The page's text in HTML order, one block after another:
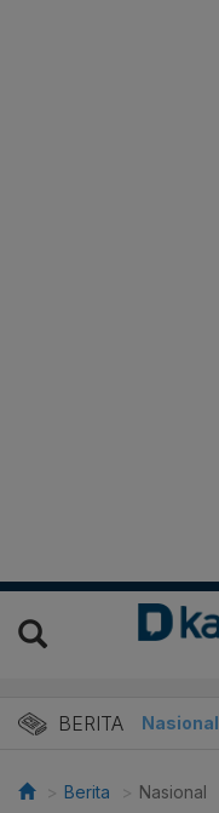
BERITA Nasional
Berita Nasional